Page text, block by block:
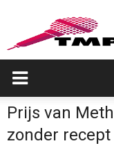
Prijs van
zonder recept